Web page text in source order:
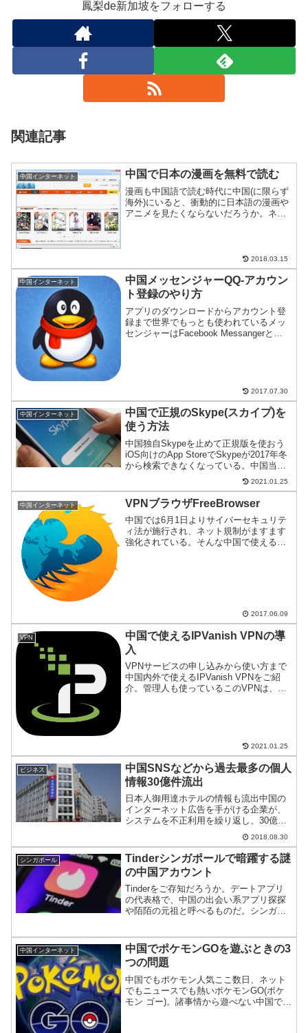
鳳梨de新加坡をフォローする
関連記事
中国インターネット 中国で日本の漫画を無料で読む
漫画も中国語で読む時代に中国(に限らず
海外)にいると、衝動的に日本語の漫画や
アニメを見たくならないだろうか。ネッ
2018.03.15
中国インターネット
中国メッセンジャーQQ-アカウン
ト登録のやり方
アプリのダウンロードからアカウント登
録まで世界でもっとも使われているメッ
センジャーはFacebook Messangerと
2017.07.30
中国インターネット
中国で正規のSkype(スカイプ)を
使う方法
中国独自Skypeを止めて正規版を使おう
iOS向けのApp StoreでSkypeが2017年冬
から検索できなくなっている。中国当局
の指摘で非表示になっており米アップル
も認めた。Skypeには中国当局が監視で
きる中国版があるのだが、監視機能...
2021.01.25
中国インターネット VPNブラウザFreeBrowser
中国では6月1日よりサイバーセキュリテ
ィ法が施行され、ネット規制がますます
強化されている。そんな中国で使える
2017.06.09
VPN
中国で使えるIPVanish VPNの導
入
VPNサービスの申し込みから使い方まで
中国内外で使えるIPVanish VPNをご紹
介。管理人も使っているこのVPNは、
2021.01.25
ビジネス
中国SNSなどから過去最多の個人
情報30億件流出
日本人御用達ホテルの情報も流出中国の
インターネット広告を手がける企業が、
システムを不正利用を繰り返し、30億件
近い個人情報を販売していたとして警察
当局が捜査に乗り出している。アカウン
トを共通して使える利便性が裏目に出
た、過去最大規模の個人情...
2018.08.30
シンガポール
Tinderシンガポールで暗躍する謎
の中国アカウント
Tinderをご存知だろうか。デートアプリ
の代表格で、中国の出会い系アプリ探探
や陌陌の元祖と呼べるものだ。シンガポ
中国インターネット
中国でポケモンGOを遊ぶときの3
つの問題
中国でもポケモン人気ここ数日、ネット
でもニュースでも熱いポケモンGO(ポケ
モン ゴー)。諸事情から遊べない中国でど